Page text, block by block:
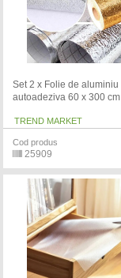
Set 2 x Folie de aluminiu
autoadeziva 60 x 300 cm
TREND MARKET
Cod produs
25909